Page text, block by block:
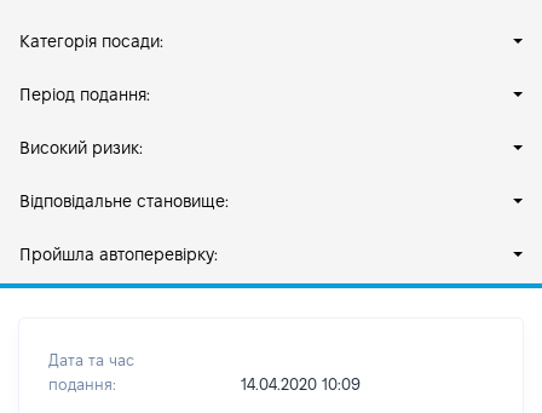
Категорія посади:
Період подання:
Високий ризик:
Відповідальне становище:
Пройшла автоперевірку:
Дата та час
подання:
14.04.2020 10:09